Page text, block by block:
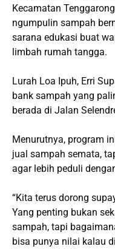
Kecamatan
ngumpulin sampah
sarana edukasi buat
limbah rumah tangga.
Lurah Loa Ipuh, Erri
bank sampah yang
berada di Jalan
Menurutnya, program
jual sampah semata,
agar lebih peduli
“Kita terus dorong
Yang penting bukan
sampah, tapi
bisa punya nilai kalau